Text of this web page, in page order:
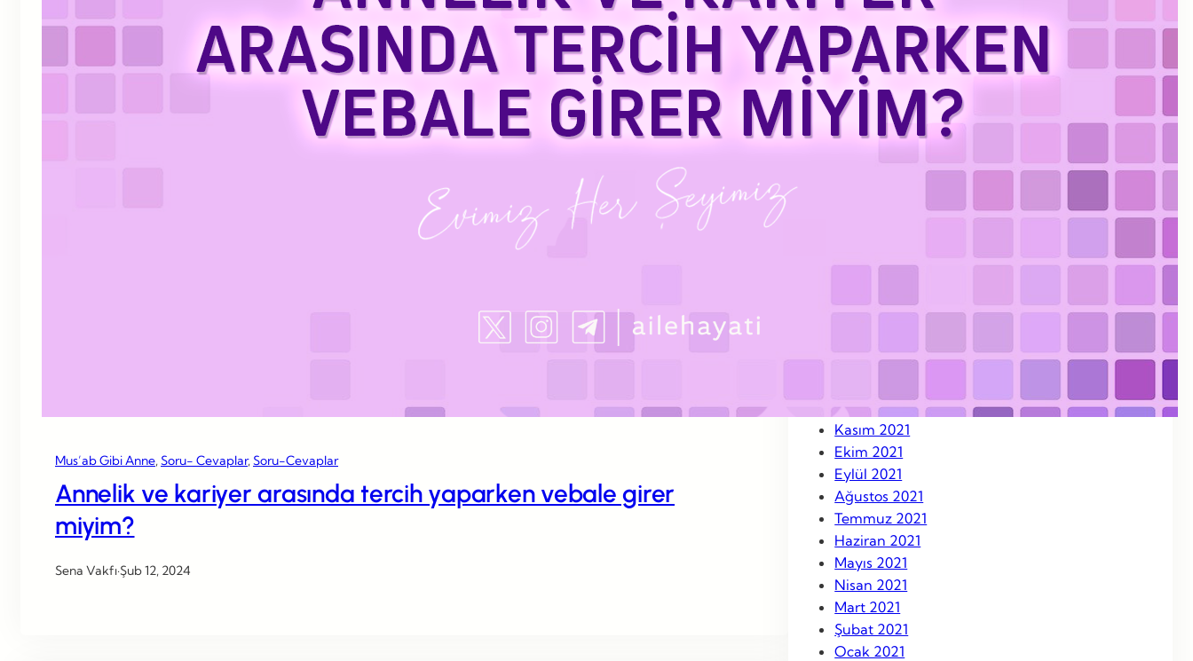
Mus’ab Gibi Anne, Soru- Cevaplar, Soru-Cevaplar
Annelik ve kariyer arasında tercih yaparken vebale girer
miyim?
Sena Vakfı·Şub 12, 2024
Kasım 2023
Eylül 2023
Ağustos 2023
Temmuz 2023
Haziran 2023
Mayıs 2023
Mart 2023
Haziran 2022
Nisan 2022
Aralık 2021
Kasım 2021
Ekim 2021
Eylül 2021
Ağustos 2021
Temmuz 2021
Haziran 2021
Mayıs 2021
Nisan 2021
Mart 2021
Şubat 2021
Ocak 2021